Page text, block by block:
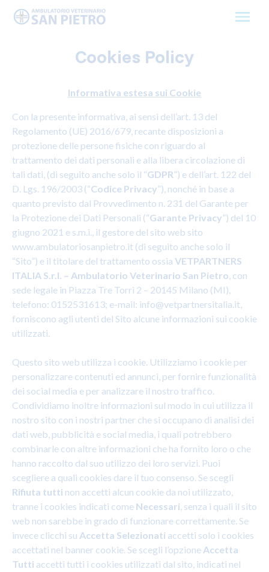
Cookies Policy
Informativa estesa sui Cookie
Con la presente informativa, ai sensi dell’art. 13 del
Regolamento (UE) 2016/679, recante disposizioni a
protezione delle persone fisiche con riguardo al
trattamento dei dati personali e alla libera circolazione di
tali dati, (di seguito anche solo il “GDPR”) e dell’art. 122 del
D. Lgs. 196/2003 (“Codice Privacy”), nonché in base a
quanto previsto dal Provvedimento n. 231 del Garante per
la Protezione dei Dati Personali (“Garante Privacy”) del 10
giugno 2021 e s.m.i., il gestore del sito web sito
www.ambulatoriosanpietro.it (di seguito anche solo il
“Sito”) e il titolare del trattamento ossia VETPARTNERS
ITALIA S.r.l. – Ambulatorio Veterinario San Pietro, con
sede legale in Piazza Tre Torri 2 – 20145 Milano (MI),
telefono: 0152531613; e-mail: info@vetpartnersitalia.it,
forniscono agli utenti del Sito alcune informazioni sui cookie
utilizzati.
Questo sito web utilizza i cookie. Utilizziamo i cookie per
personalizzare contenuti ed annunci, per fornire funzionalità
dei social media e per analizzare il nostro traffico.
Condividiamo inoltre informazioni sul modo in cui utilizza il
nostro sito con i nostri partner che si occupano di analisi dei
dati web, pubblicità e social media, i quali potrebbero
combinarle con altre informazioni che ha fornito loro o che
hanno raccolto dal suo utilizzo dei loro servizi. Puoi
scegliere a quali cookies dare il tuo consenso. Se scegli
Rifiuta tutti non accetti alcun cookie da noi utilizzato,
tranne i cookies indicati come Necessari, senza i quali il sito
web non sarebbe in grado di funzionare correttamente. Se
invece clicchi su Accetta Selezionati accetti solo i cookies
accettati nel banner cookie. Se scegli l’opzione Accetta
Tutti accetti tutti i cookies utilizzati dal sito, indicati nel